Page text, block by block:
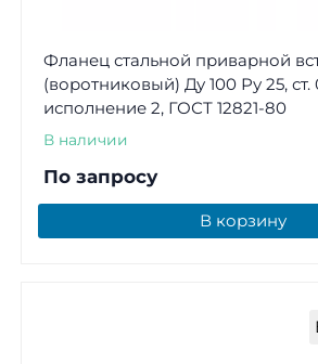
Фланец стальной приварной
(воротниковый) Ду 100 Ру 25, ст.
исполнение 2, ГОСТ 12821-80
В наличии
По запросу
В корзину